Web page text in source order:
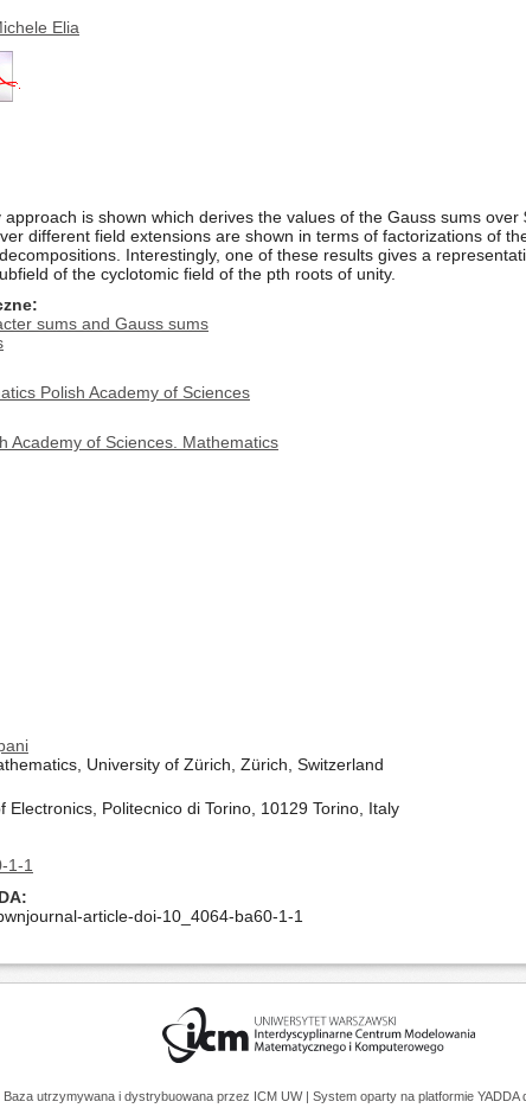
Elia
approach is shown which derives the values of the Gauss sums
different field extensions are shown in terms of factorizations of
Interestingly, one of these results gives a
of the cyclotomic field of the pth roots of unity.
sums and Gauss sums
Polish Academy of Sciences
Academy of Sciences. Mathematics
University of Zürich, Zürich, Switzerland
Electronics, Politecnico di Torino, 10129 Torino, Italy
1-1
article-doi-10_4064-ba60-1-1
Baza utrzymywana i dystrybuowana przez ICM UW | System oparty na platformie YADDA